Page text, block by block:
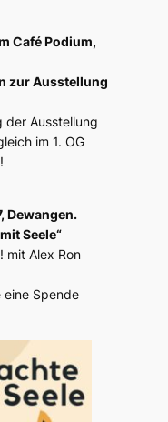
Café Podium,
zur Ausstellung
der Ausstellung
im 1. OG
Dewangen.
Seele“
mit Alex Ron
eine Spende